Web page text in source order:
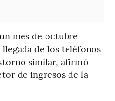
mes de octubre
de los teléfonos
similar, afirmó
de ingresos de la